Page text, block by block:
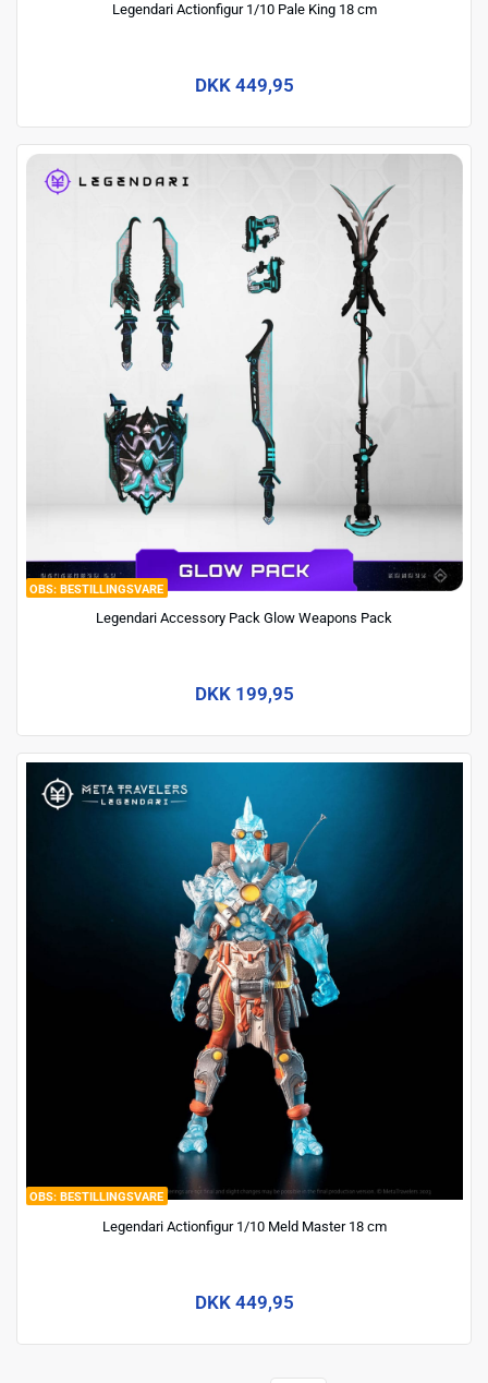
Legendari Actionfigur 1/10 Pale King 18 cm
DKK 449,95
BESTILLINGSVARE
Legendari Accessory Pack Glow Weapons Pack
DKK 199,95
BESTILLINGSVARE
Legendari Actionfigur 1/10 Meld Master 18 cm
DKK 449,95